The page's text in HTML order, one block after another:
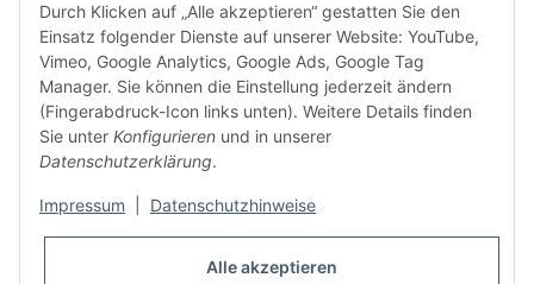
sind mit hochwertigen Techniken und Materialien gefertigt.
dasMOBILWERK® ist seit der Gründung ein
Familienunternehmen, welches sich seit 2010 auf
Wachstumskurs befindet. Hier haben Sie zu den üblichen
Geschäftszeiten immer einen persönlichen Ansprechpartner,
sofern Sie Fragen rund um die Produkte von dasMOBILWERK
Durch Klicken auf „Alle akzeptieren“ gestatten Sie den
Einsatz folgender Dienste auf unserer Website: YouTube,
Vimeo, Google Analytics, Google Ads, Google Tag
Manager. Sie können die Einstellung jederzeit ändern
(Fingerabdruck-Icon links unten). Weitere Details finden
Sie unter Konfigurieren und in unserer
Datenschutzerklärung.
Impressum Datenschutzhinweise
Alle akzeptieren